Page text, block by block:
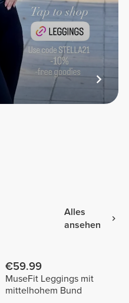
Alles
ansehen
€59.99
MuseFit Leggings mit
mittelhohem Bund